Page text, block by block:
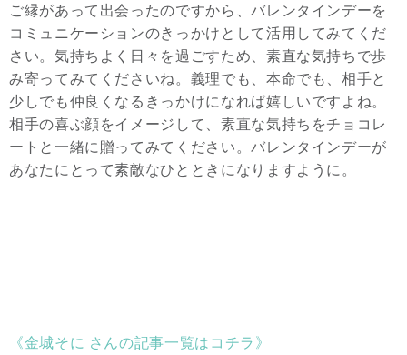
ご縁があって出会ったのですから、バレンタインデーを
コミュニケーションのきっかけとして活用してみてくだ
さい。気持ちよく日々を過ごすため、素直な気持ちで歩
み寄ってみてくださいね。義理でも、本命でも、相手と
少しでも仲良くなるきっかけになれば嬉しいですよね。
相手の喜ぶ顔をイメージして、素直な気持ちをチョコレ
ートと一緒に贈ってみてください。バレンタインデーが
あなたにとって素敵なひとときになりますように。
《金城そに さんの記事一覧はコチラ》